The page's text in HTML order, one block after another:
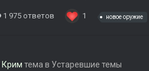
1 975 ответов 1 новое оружие
Крим тема в Устаревшие темы